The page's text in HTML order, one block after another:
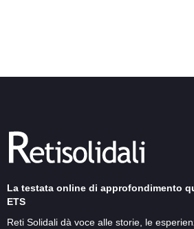
La testata online di approfondimento
ETS
Reti Solidali dà voce alle storie, le